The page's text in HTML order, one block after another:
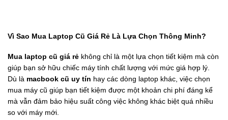
Vì Sao Mua Laptop Cũ Giá Rẻ Là Lựa Chọn Thông Minh?
Mua laptop cũ giá rẻ không chỉ là một lựa chọn tiết kiệm mà còn
giúp bạn sở hữu chiếc máy tính chất lượng với mức giá hợp lý.
Dù là macbook cũ uy tín hay các dòng laptop khác, việc chọn
mua máy cũ giúp bạn tiết kiệm được một khoản chi phí đáng kể
mà vẫn đảm bảo hiệu suất công việc không khác biệt quá nhiều
so với máy mới.